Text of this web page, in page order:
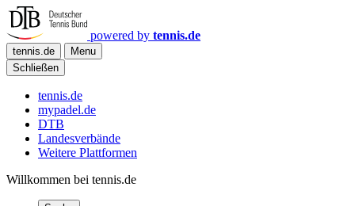
powered by tennis.de
tennis.de
Menu
Schließen
tennis.de
mypadel.de
DTB
Landesverbände
Weitere Plattformen
Willkommen bei tennis.de